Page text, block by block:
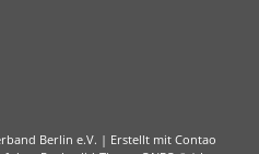
Berlin e.V. | Erstellt mit Contao